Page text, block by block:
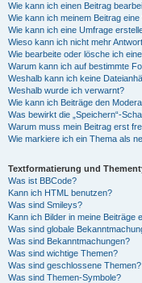
Wie kann ich einen Beitrag
Wie kann ich meinem Beitrag
Wie kann ich eine Umfrage
Wieso kann ich nicht mehr
Wie bearbeite oder lösche ich
Warum kann ich auf bestimmte
Weshalb kann ich keine
Weshalb wurde ich verwarnt?
Wie kann ich Beiträge den
Was bewirkt die „Speichern“-
Warum muss mein Beitrag erst
Wie markiere ich ein Thema als
Textformatierung und
Was ist BBCode?
Kann ich HTML benutzen?
Was sind Smileys?
Kann ich Bilder in meine Beiträge
Was sind globale
Was sind Bekanntmachungen?
Was sind wichtige Themen?
Was sind geschlossene Themen?
Was sind Themen-Symbole?